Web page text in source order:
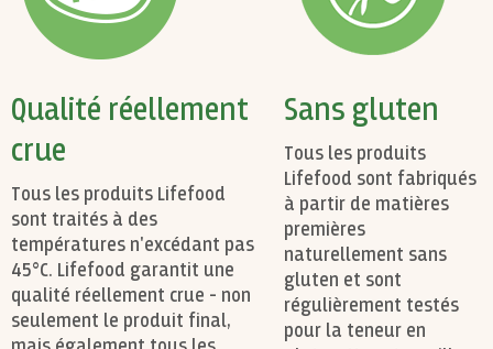
Qualité réellement
crue
Tous les produits Lifefood
sont traités à des
températures n'excédant pas
45°C. Lifefood garantit une
qualité réellement crue - non
seulement le produit final,
Sans gluten
Tous les produits
Lifefood sont fabriqués
à partir de matières
premières
naturellement sans
gluten et sont
régulièrement testés
pour la teneur en